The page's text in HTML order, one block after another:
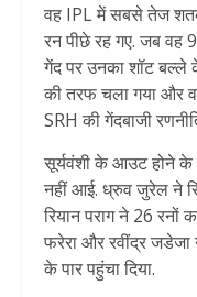
वह IPL में सबसे तेज
रन पीछे रह गए. जब वह
गेंद पर उनका शॉट बल्ले
की तरफ चला गया और
SRH की गेंदबाजी
सूर्यवंशी के आउट होने के
नहीं आई. ध्रुव जुरेल ने
रियान पराग ने 26 रनों
फरेरा और रवींद्र
के पार पहुंचा दिया.